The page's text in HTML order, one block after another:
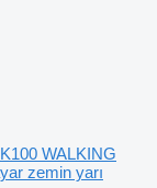
WALKING
zemin yarı